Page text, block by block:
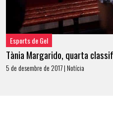
Esports de Gel
Tània Margarido, quarta
5 de desembre de 2017 | Notícia